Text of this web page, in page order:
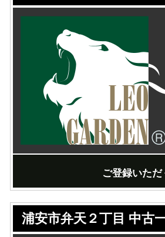
ご登録いただ
浦安市弁天２丁目 中古